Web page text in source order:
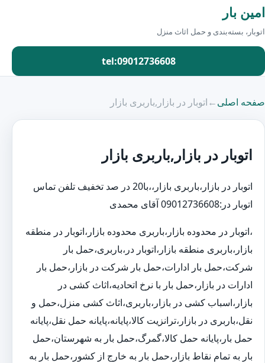
امین بار
اتوبار، بسته‌بندی و حمل اثاث منزل
tel:09012736608
صفحه اصلی←اتوبار در بازار,باربری بازار
اتوبار در بازار,باربری بازار
اتوبار در بازار،باربری بازار،،با20 در صد تخفیف تلفن تماس
اتوبار در:09012736608 آقای محمدی
،اتوبار در محدوده بازار،باربری محدوده بازار،اتوبار در منطقه
بازار،باربری منطقه بازار،اتوبار در،باربری،حمل بار
شرکت،حمل بار ادارات،حمل بار شرکت در بازار،حمل بار
ادارات در بازار،حمل بار با نرخ اتحادیه،اثاث کشی در
بازار،اسباب کشی در بازار،باربری،اثاث کشی منزل،حمل و
نقل،باربری در بازار،ترانزیت کالا،پایانه،پایانه حمل نقل،پایانه
حمل بار،پایانه حمل کالا،گمرگ،حمل بار به شهرستان،حمل
بار به تمام نقاط بازار،حمل بار به خارج از کشور،حمل بار به